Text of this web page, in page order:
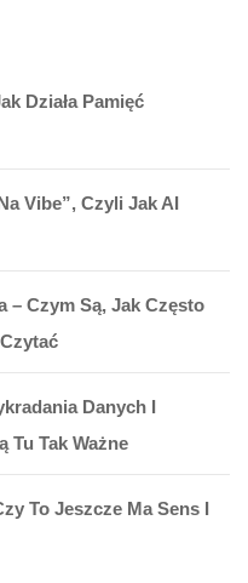
Działa Pamięć
Vibe”, Czyli Jak AI
– Czym Są, Jak Często
Danych I
Tu Tak Ważne
To Jeszcze Ma Sens I